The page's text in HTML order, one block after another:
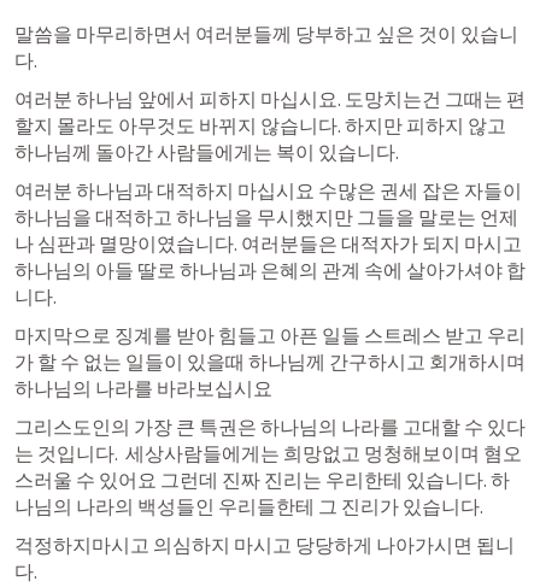
말씀을 마무리하면서 여러분들께 당부하고 싶은 것이 있습니
다.
여러분 하나님 앞에서 피하지 마십시요. 도망치는건 그때는 편
할지 몰라도 아무것도 바뀌지 않습니다. 하지만 피하지 않고
하나님께 돌아간 사람들에게는 복이 있습니다.
여러분 하나님과 대적하지 마십시요 수많은 권세 잡은 자들이
하나님을 대적하고 하나님을 무시했지만 그들을 말로는 언제
나 심판과 멸망이였습니다. 여러분들은 대적자가 되지 마시고
하나님의 아들 딸로 하나님과 은혜의 관계 속에 살아가셔야 합
니다.
마지막으로 징계를 받아 힘들고 아픈 일들 스트레스 받고 우리
가 할 수 없는 일들이 있을때 하나님께 간구하시고 회개하시며
하나님의 나라를 바라보십시요
그리스도인의 가장 큰 특권은 하나님의 나라를 고대할 수 있다
는 것입니다.  세상사람들에게는 희망없고 멍청해보이며 혐오
스러울 수 있어요 그런데 진짜 진리는 우리한테 있습니다. 하
나님의 나라의 백성들인 우리들한테 그 진리가 있습니다.
걱정하지마시고 의심하지 마시고 당당하게 나아가시면 됩니
다.